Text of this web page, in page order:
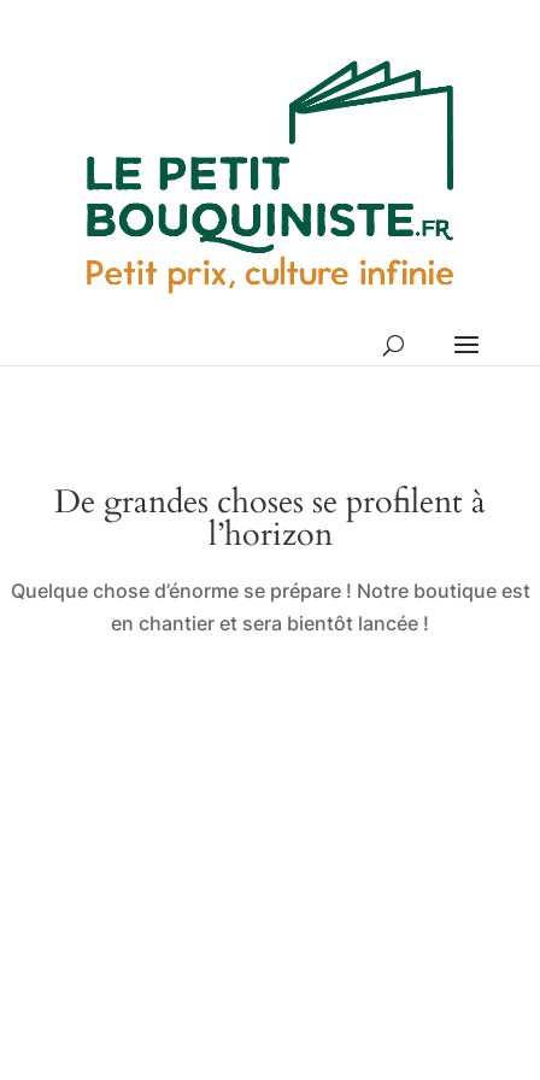
De grandes choses se profilent à
l’horizon
Quelque chose d’énorme se prépare ! Notre boutique est
en chantier et sera bientôt lancée !